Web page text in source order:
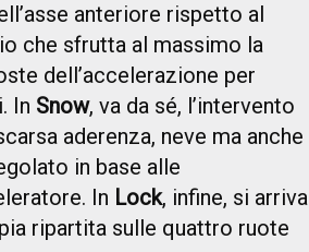
anteriore rispetto al
che sfrutta al massimo la
dell’accelerazione per
In Snow, va da sé, l’intervento
aderenza, neve ma anche
in base alle
In Lock, infine, si arriva
ripartita sulle quattro ruote